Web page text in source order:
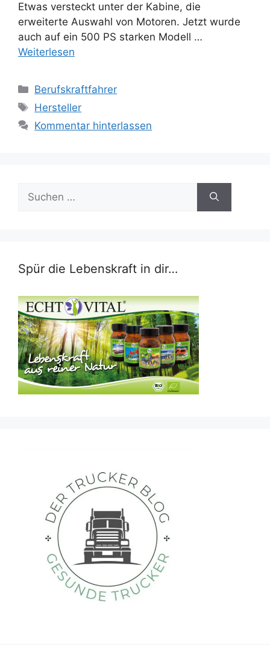
Etwas versteckt unter der Kabine, die
erweiterte Auswahl von Motoren. Jetzt wurde
auch auf ein 500 PS starken Modell …
Weiterlesen
Kategorien
Berufskraftfahrer
Schlagwörter
Hersteller
Kommentar hinterlassen
Suchen
nach:
Spür die Lebenskraft in dir…